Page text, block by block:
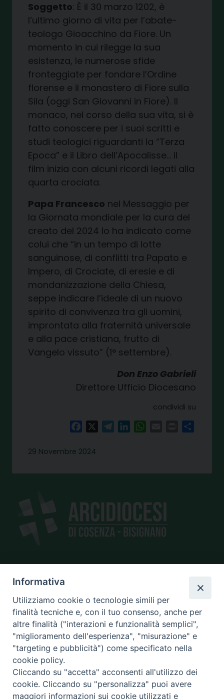
Soggetto: È il 30 marzo 1202, è
l’ultimo giorno di vita per l’abate-
teologo Gioacchino da Fiore. Un
momento in cui rilegge la sua
esistenza, le numerose sfide
fronteggiate per fondare l’Ordine
florense e il monastero di Fiore sulla
Sila (oggi San Giovanni in Fiore). Il
monaco, nel corso della sua vita, si è
fatto conoscere per i suoi scritti e
studi teologici riguardanti la “Terza
Epoca” e il Libro dell’Apocalisse… il
film inizia con alcuni ricordi legati alla
quarta crociata.
Papa Francesco nel Messaggio per
la Giornata mondiale per la cura del
creato del 2024 lo ha indicato come
colui che “in un tempo di lotte
sanguinose, di conflitti tra Papato e
Impero, di Crociate, di eresie e di
mondanizzazione della Chiesa,
seppe indicare l’ideale di un nuovo
spirito di convivenza tra gli uomini,
improntata alla fraternità universale
e alla pace cristiana, frutto di
Vangelo vissuto” (1° settembre).
Don Enzo Gabrieli
Direttore Ufficio Diocesano
condividi su
FacebookTelegramLinkedInWhatsAppPrint
29 Novembre 2024
SEDE
piazza Giano Parrasio, 16
87100 Cosenza
CONTATTI
e@mail:info@diocesicosenza.it
tel: +39 0984 687712
Informativa
Utilizziamo cookie o tecnologie simili per
finalità tecniche e, con il tuo consenso, anche per
altre finalità ("interazioni e funzionalità semplici",
"miglioramento dell'esperienza", "misurazione" e
"targeting e pubblicità") come specificato nella
cookie policy.
Cliccando su "accetta" acconsenti all'utilizzo dei
cookie. Cliccando su "personalizza" puoi avere
maggiori informazioni sui cookie utilizzati e